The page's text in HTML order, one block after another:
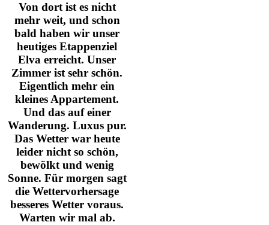
Von dort ist es nicht
mehr weit, und schon
bald haben wir unser
heutiges Etappenziel
Elva erreicht. Unser
Zimmer ist sehr schön.
Eigentlich mehr ein
kleines Appartement.
Und das auf einer
Wanderung. Luxus pur.
Das Wetter war heute
leider nicht so schön,
bewölkt und wenig
Sonne. Für morgen sagt
die Wettervorhersage
besseres Wetter voraus.
Warten wir mal ab.